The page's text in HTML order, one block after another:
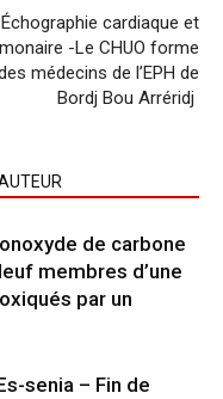
Échographie cardiaque et
-Le CHUO forme
médecins de l’EPH de
Bordj Bou Arréridj
de carbone
membres d’une
par un
senia – Fin de